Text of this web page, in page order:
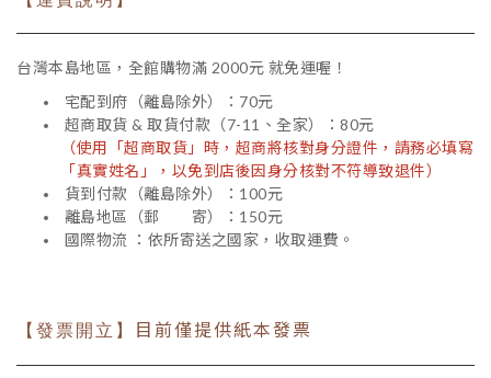
台灣本島地區，全館購物滿 2000元 就免運喔！
宅配到府（離島除外）：70元
超商取貨 & 取貨付款（7-11、全家）：80元
（使用「超商取貨」時，超商將核對身分證件，請務必填寫
「真實姓名」，以免到店後因身分核對不符導致退件）
貨到付款（離島除外）：100元
離島地區（郵 寄）：150元
國際物流 ：依所寄送之國家，收取運費。
【發票開立】 目前僅提供紙本發票